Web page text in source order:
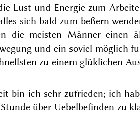
Lust und Energie zum
sich bald zum beßern
die meisten Männer einen
und ein soviel möglich
zu einem glüklichen
bin ich sehr zufrieden; ich
über Uebelbefinden zu